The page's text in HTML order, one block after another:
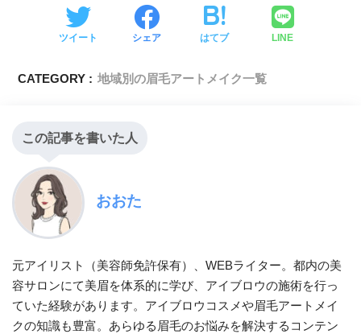
ツイート シェア はてブ LINE
CATEGORY : 地域別の眉毛アートメイク一覧
この記事を書いた人
おおた
元アイリスト（美容師免許保有）、WEBライター。都内の美
容サロンにて美眉を体系的に学び、アイブロウの施術を行っ
ていた経験があります。アイブロウコスメや眉毛アートメイ
クの知識も豊富。あらゆる眉毛のお悩みを解決するコンテン